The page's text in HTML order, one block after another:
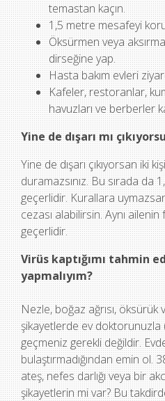
temastan kaçın.
1,5 metre mesafeyi
Öksürmen veya
dirseğine yap.
Hasta bakım evleri
Kafeler, restoranlar,
havuzları ve berberler
Yine de dışarı mı
Yine de dışarı çıkıyorsan iki
duramazsınız. Bu sırada da
geçerlidir. Kurallara
cezası alabilirsin. Aynı
geçerlidir.
Virüs kaptığımı tahmin
yapmalıyım?
Nezle, boğaz ağrısı, öksürük
şikayetlerde ev doktorunuzla
geçmeniz gerekli değildir.
bulaştırmadığından emin ol.
ateş, nefes darlığı veya bir
şikayetlerin mi var? Bu